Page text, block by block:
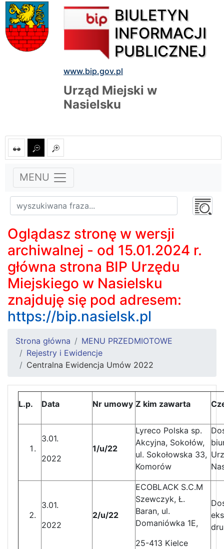
BIULETYN
INFORMACJI
PUBLICZNEJ
www.bip.gov.pl
Urząd Miejski w
Nasielsku
MENU
Oglądasz stronę w wersji
archiwalnej - od 15.01.2024 r.
główna strona BIP Urzędu
Miejskiego w Nasielsku
znajduję się pod adresem:
https://bip.nasielsk.pl
Strona główna
MENU PRZEDMIOTOWE
Rejestry i Ewidencje
Centralna Ewidencja Umów 2022
L.p. Data Nr umowy Z kim zawarta
3.01.
2022
1/u/22
Lyreco Polska sp.
Akcyjna, Sokołów,
ul. Sokołowska 33,
Komorów
3.01.
2022
2/u/22
ECOBLACK S.C.M
Szewczyk, Ł.
Baran, ul.
Domaniówka 1E,
25-413 Kielce